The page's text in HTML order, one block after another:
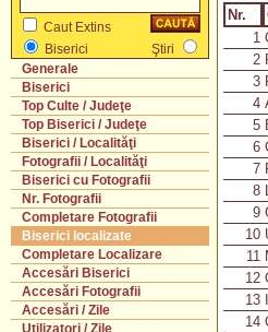
Caut Extins
Biserici
Ştiri
Generale
Biserici
Top Culte / Judeţe
Top Biserici / Judeţe
Biserici / Localităţi
Fotografii / Localităţi
Biserici cu Fotografii
Nr. Fotografii
Completare Fotografii
Biserici localizate
Completare Localizare
Accesări Biserici
Accesări Fotografii
Accesări / Zile
Utilizatori / Zile
Nr.
1
2
3
4
5
6
7
8
9
10
11
12
13
14